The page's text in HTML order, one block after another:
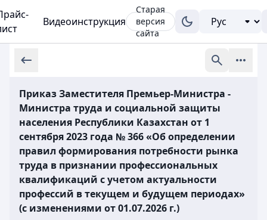
Видеоинструкция
Старая
версия
сайта
Приказ Заместителя Премьер-Министра -
Министра труда и социальной защиты
населения Республики Казахстан от 1
сентября 2023 года № 366 «Об определении
правил формирования потребности рынка
труда в признании профессиональных
квалификаций с учетом актуальности
профессий в текущем и будущем периодах»
(с изменениями от 01.07.2026 г.)